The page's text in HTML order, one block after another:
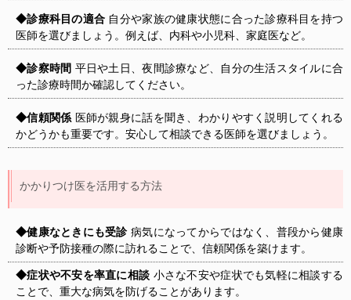
◆診療科目の適合 自分や家族の健康状態に合った診療科目を持つ
医師を選びましょう。例えば、内科や小児科、家庭医など。
◆診察時間 平日や土日、夜間診療など、自分の生活スタイルに合
った診療時間か確認してください。
◆信頼関係 医師が親身に話を聞き、わかりやすく説明してくれる
かどうかも重要です。安心して相談できる医師を選びましょう。
かかりつけ医を活用する方法
◆健康なときにも受診病気になってからではなく、普段から健康
診断や予防接種の際に訪れることで、信頼関係を築けます。
◆症状や不安を率直に相談 小さな不安や症状でも気軽に相談する
ことで、重大な病気を防げることがあります。